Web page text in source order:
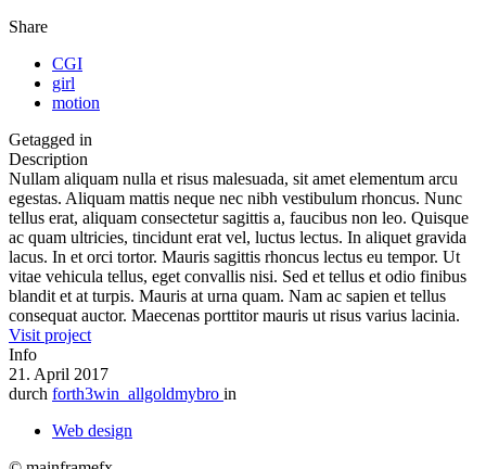
Share
CGI
girl
motion
Getagged in
Description
Nullam aliquam nulla et risus malesuada, sit amet elementum arcu
egestas. Aliquam mattis neque nec nibh vestibulum rhoncus. Nunc
tellus erat, aliquam consectetur sagittis a, faucibus non leo. Quisque
ac quam ultricies, tincidunt erat vel, luctus lectus. In aliquet gravida
lacus. In et orci tortor. Mauris sagittis rhoncus lectus eu tempor. Ut
vitae vehicula tellus, eget convallis nisi. Sed et tellus et odio finibus
blandit et at turpis. Mauris at urna quam. Nam ac sapien et tellus
consequat auctor. Maecenas porttitor mauris ut risus varius lacinia.
Visit project
Info
21. April 2017
durch forth3win_allgoldmybro in
Web design